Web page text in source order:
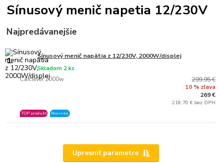
Sínusový menič napetia 12/230V
Najpredávanejšie
1. Sínusový menič napätia z 12/230V, 2000W/displej
Carclever 2000w
Skladom 2 ks
TOP produkt Novinka
299,95 €
10 % zľava
269 €
218,70 € bez DPH
Upresniť parametre